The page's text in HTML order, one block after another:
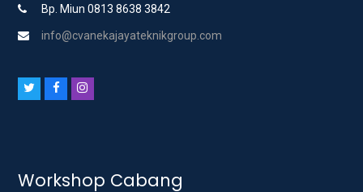
Bp. Miun 0813 8638 3842
info@cvanekajayateknikgroup.com
t
F
b
a
Workshop Cabang